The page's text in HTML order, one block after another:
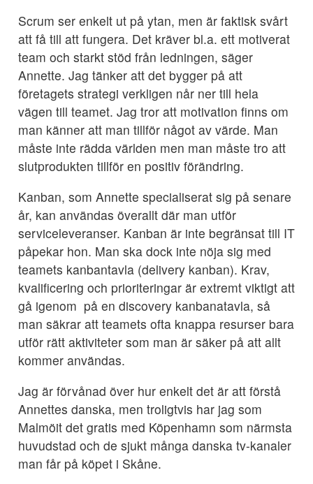
Scrum ser enkelt ut på ytan, men är faktisk svårt
att få till att fungera. Det kräver bl.a. ett motiverat
team och starkt stöd från ledningen, säger
Annette. Jag tänker att det bygger på att
företagets strategi verkligen når ner till hela
vägen till teamet. Jag tror att motivation finns om
man känner att man tillför något av värde. Man
måste inte rädda världen men man måste tro att
slutprodukten tillför en positiv förändring.
Kanban, som Annette specialiserat sig på senare
år, kan användas överallt där man utför
serviceleveranser. Kanban är inte begränsat till IT
påpekar hon. Man ska dock inte nöja sig med
teamets kanbantavla (delivery kanban). Krav,
kvalificering och prioriteringar är extremt viktigt att
gå igenom på en discovery kanbanatavla, så
man säkrar att teamets ofta knappa resurser bara
utför rätt aktiviteter som man är säker på att allt
kommer användas.
Jag är förvånad över hur enkelt det är att förstå
Annettes danska, men troligtvis har jag som
Malmöit det gratis med Köpenhamn som närmsta
huvudstad och de sjukt många danska tv-kanaler
man får på köpet i Skåne.